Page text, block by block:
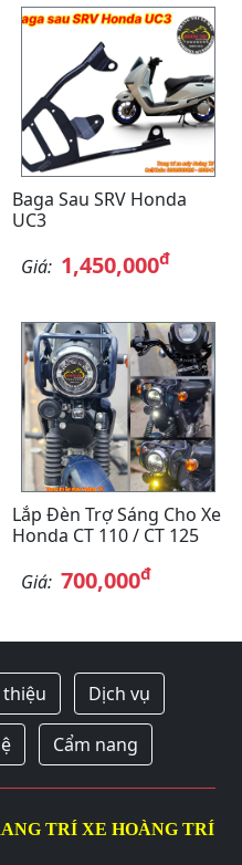
Baga Sau SRV Honda
UC3
Giá: 1,450,000đ
Lắp Đèn Trợ Sáng Cho Xe
Honda CT 110 / CT 125
Giá: 700,000đ
thiệu Dịch vụ
Cẩm nang
TRÍ XE HOÀNG TRÍ